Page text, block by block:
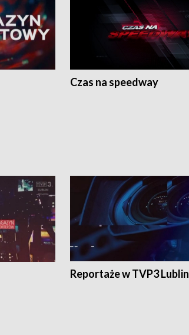
Czas na speedway
Reportaże w TVP3 Lublin